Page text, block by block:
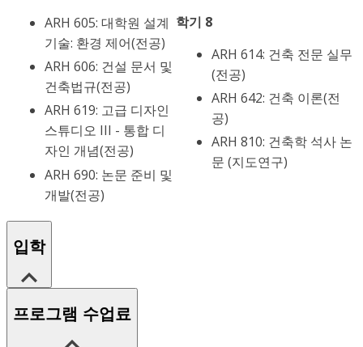
ARH 605: 대학원 설계
기술: 환경 제어(전공)
ARH 606: 건설 문서 및
건축법규(전공)
ARH 619: 고급 디자인
스튜디오 III - 통합 디
자인 개념(전공)
ARH 690: 논문 준비 및
개발(전공)
학기 8
ARH 614: 건축 전문 실무
(전공)
ARH 642: 건축 이론(전
공)
ARH 810: 건축학 석사 논
문 (지도연구)
입학
프로그램 수업료